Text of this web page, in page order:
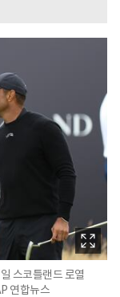
스코틀랜드 로열
연합뉴스